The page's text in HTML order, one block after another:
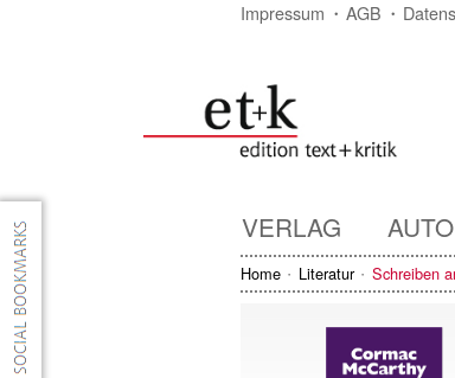
Impressum AGB
VERLAG
Home Literatur Schreiben